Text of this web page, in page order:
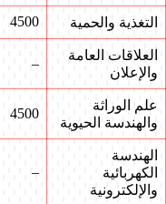
التغذية والحمية 4500
العلاقات العامة
والإعلان
–
علم الوراثة
والهندسة الحيوية
4500
الهندسة
الكهربائية
والإلكترونية
–